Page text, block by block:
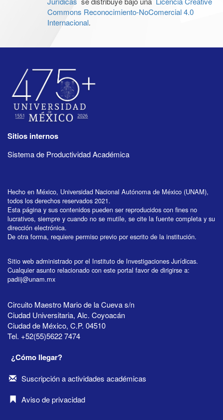
Commons Reconocimiento-NoComercial 4.0
Internacional.
Sitios internos
Sistema de Productividad Académica
Hecho en México, Universidad Nacional Autónoma de México (UNAM),
todos los derechos reservados 2021.
Esta página y sus contenidos pueden ser reproducidos con fines no
lucrativos, siempre y cuando no se mutile, se cite la fuente completa y su
dirección electrónica.
De otra forma, requiere permiso previo por escrito de la institución.
Sitio web administrado por el Instituto de Investigaciones Jurídicas.
Cualquier asunto relacionado con este portal favor de dirigirse a:
padiij@unam.mx
Circuito Maestro Mario de la Cueva s/n
Ciudad Universitaria, Alc. Coyoacán
Ciudad de México, C.P. 04510
Tel. +52(55)5622 7474
¿Cómo llegar?
Suscripción a actividades académicas
Aviso de privacidad